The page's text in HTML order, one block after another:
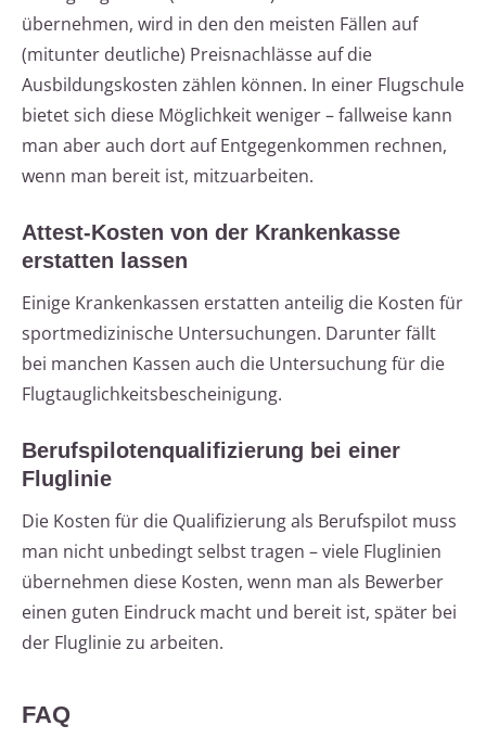
übernehmen, wird in den den meisten Fällen auf
(mitunter deutliche) Preisnachlässe auf die
Ausbildungskosten zählen können. In einer Flugschule
bietet sich diese Möglichkeit weniger – fallweise kann
man aber auch dort auf Entgegenkommen rechnen,
wenn man bereit ist, mitzuarbeiten.
Attest-Kosten von der Krankenkasse
erstatten lassen
Einige Krankenkassen erstatten anteilig die Kosten für
sportmedizinische Untersuchungen. Darunter fällt
bei manchen Kassen auch die Untersuchung für die
Flugtauglichkeitsbescheinigung.
Berufspilotenqualifizierung bei einer
Fluglinie
Die Kosten für die Qualifizierung als Berufspilot muss
man nicht unbedingt selbst tragen – viele Fluglinien
übernehmen diese Kosten, wenn man als Bewerber
einen guten Eindruck macht und bereit ist, später bei
der Fluglinie zu arbeiten.
FAQ